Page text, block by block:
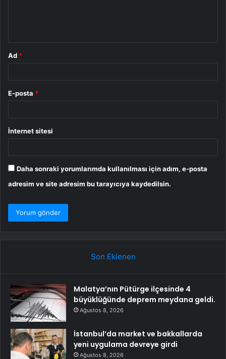
Ad *
E-posta *
İnternet sitesi
Daha sonraki yorumlarımda kullanılması için adım, e-posta
adresim ve site adresim bu tarayıcıya kaydedilsin.
Son Eklenen
Malatya’nın Pütürge ilçesinde 4
büyüklüğünde deprem meydana geldi.
Ağustos 8, 2026
İstanbul’da market ve bakkallarda
yeni uygulama devreye girdi
Ağustos 8, 2026